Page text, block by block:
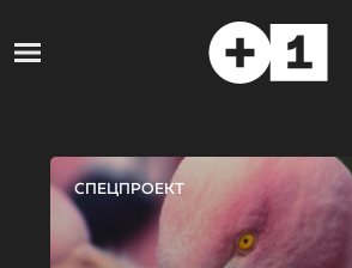
СПЕЦПРОЕКТ